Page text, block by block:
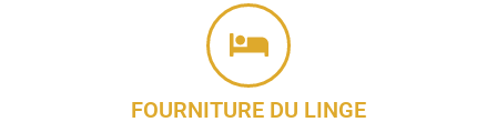
FOURNITURE DU LINGE